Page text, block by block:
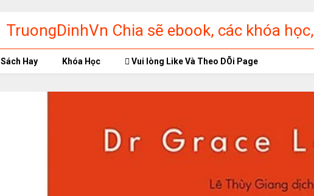
TruongDinhVn Chia sẽ ebook, các khóa học,
phần mềm học tập miễn phí
Sách Hay Khóa Học Vui lòng Like Và Theo DÕi Page